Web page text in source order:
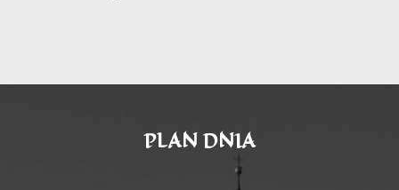
PLAN DNIA